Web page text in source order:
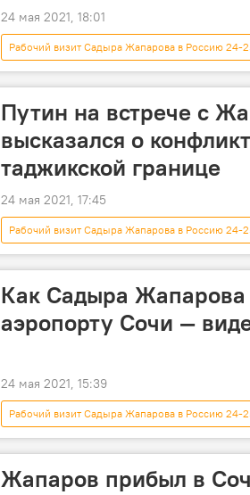
24 мая 2021, 18:01
Рабочий визит Садыра Жапарова в Россию 24-
Коронавирус - 2020
Россия
Путин на встрече с
высказался о
таджикской границе
24 мая 2021, 17:45
Рабочий визит Садыра Жапарова в Россию 24-
Политика
Россия В мире
Как Садыра Жапарова
аэропорту Сочи —
24 мая 2021, 15:39
Рабочий визит Садыра Жапарова в Россию 24-
В мире
видео Мультимедиа
Жапаров прибыл в